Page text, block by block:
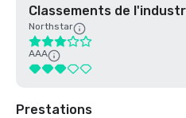
Classements de
Northstar
AAA
Prestations